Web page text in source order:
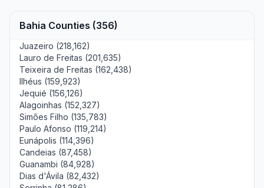
Bahia Counties (356)
Juazeiro (218,162)
Lauro de Freitas (201,635)
Teixeira de Freitas (162,438)
Ilhéus (159,923)
Jequié (156,126)
Alagoinhas (152,327)
Simões Filho (135,783)
Paulo Afonso (119,214)
Eunápolis (114,396)
Candeias (87,458)
Guanambi (84,928)
Dias d'Ávila (82,432)